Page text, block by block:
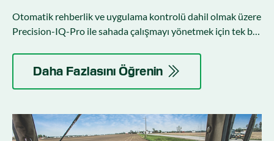
Otomatik rehberlik ve uygulama kontrolü dahil olmak üzere
Precision-IQ-Pro ile sahada çalışmayı yönetmek için tek bir
Daha Fazlasını Öğrenin